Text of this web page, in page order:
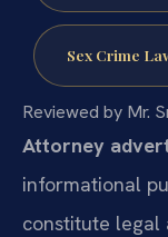
Sex Crime
Reviewed by Mr.
Attorney
informational
constitute legal